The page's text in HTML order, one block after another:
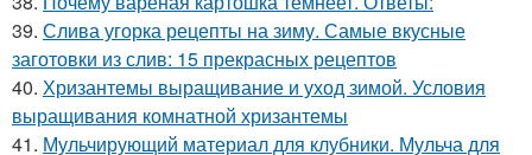
39. Слива угорка рецепты на зиму. Самые вкусные
заготовки из слив: 15 прекрасных рецептов
40. Хризантемы выращивание и уход зимой. Условия
выращивания комнатной хризантемы
41. Мульчирующий материал для клубники. Мульча для